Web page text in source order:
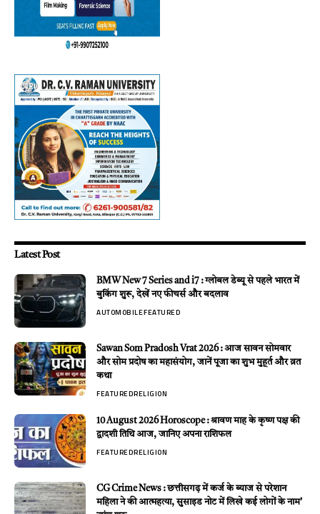
Latest Post
BMW New 7 Series and i7 : ग्लोबल डेब्यू से पहले भारत में
बुकिंग शुरू, देखें नए फीचर्स और बदलाव
AUTOMOBILEFEATURED
Sawan Som Pradosh Vrat 2026 : आज सावन सोमवार
और सोम प्रदोष का महासंयोग, जानें पूजा का शुभ मुहूर्त और व्रत
कथा
FEATUREDRELIGION
10 August 2026 Horoscope : श्रावण माह के कृष्ण पक्ष की
द्वादशी तिथि आज, जानिए अपना राशिफल
FEATUREDRELIGION
CG Crime News : छत्तीसगढ़ में कर्ज के ब्याज से परेशान
महिला ने की आत्महत्या, सुसाइड नोट में लिखे कई लोगों के नाम’